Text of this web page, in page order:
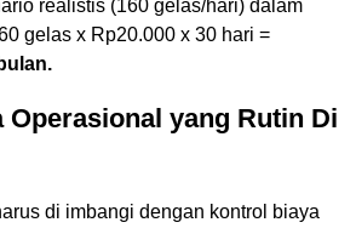
realistis (160 gelas/hari) dalam
gelas x Rp20.000 x 30 hari =
Operasional yang Rutin Di
di imbangi dengan kontrol biaya